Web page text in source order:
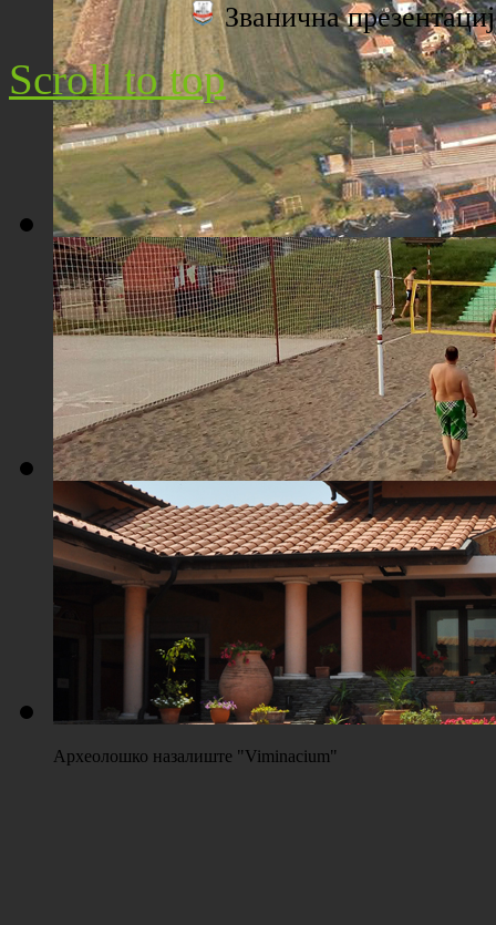
Плажа "Топољар" - Поглед са торња
Плажа "Топољар" - Поглед из ваздуха
Плажа "Топољар" - Терени на песку
Археолошко назалиште "Viminacium"
Званична
Scroll to top